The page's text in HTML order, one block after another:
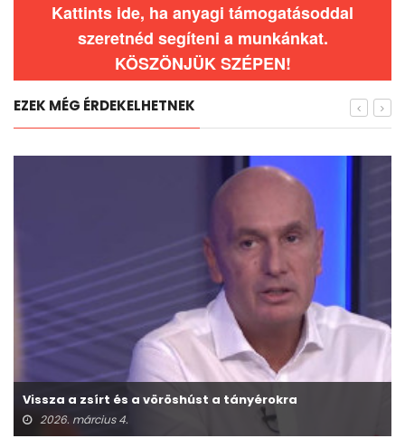
Kattints ide, ha anyagi támogatásoddal
szeretnéd segíteni a munkánkat.
KÖSZÖNJÜK SZÉPEN!
EZEK MÉG ÉRDEKELHETNEK
Vissza a zsírt és a vöröshúst a tányérokra
2026. március 4.